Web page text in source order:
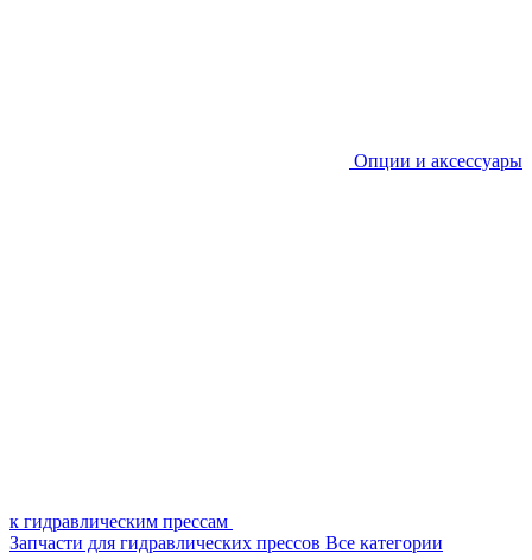
Опции и аксессуары
к гидравлическим прессам
Запчасти для гидравлических прессов Все категории